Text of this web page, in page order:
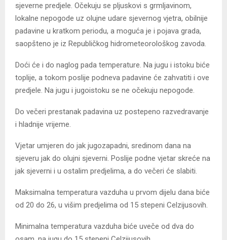
sjeverne predjele. Očekuju se pljuskovi s grmljavinom,
lokalne nepogode uz olujne udare sjevernog vjetra, obilnije
padavine u kratkom periodu, a moguća je i pojava grada,
saopšteno je iz Republičkog hidrometeorološkog zavoda.
Doći će i do naglog pada temperature. Na jugu i istoku biće
toplije, a tokom poslije podneva padavine će zahvatiti i ove
predjele. Na jugu i jugoistoku se ne očekuju nepogode.
Do večeri prestanak padavina uz postepeno razvedravanje
i hladnije vrijeme.
Vjetar umjeren do jak jugozapadni, sredinom dana na
sjeveru jak do olujni sjeverni. Poslije podne vjetar skreće na
jak sjeverni i u ostalim predjelima, a do večeri će slabiti.
Maksimalna temperatura vazduha u prvom dijelu dana biće
od 20 do 26, u višim predjelima od 15 stepeni Celzijusovih.
Minimalna temperatura vazduha biće uveče od dva do